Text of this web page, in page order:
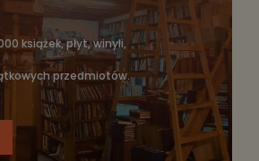
książek, płyt, winyli,
przedmiotów.